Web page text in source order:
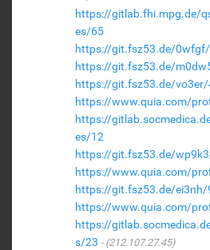
https://gitlab.fhi.mpg.de/
es/65
https://git.fsz53.de/
https://git.fsz53.de/
https://git.fsz53.de/
https://www.quia.com/
https://
es/12
https://git.fsz53.de/
https://www.quia.com/
https://git.fsz53.de/
https://www.quia.com/
https://
s/23
(212.107.27.45)